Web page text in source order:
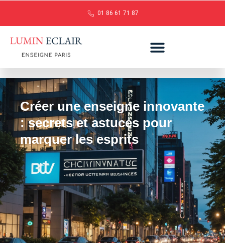
01 86 61 71 87
Créer une enseigne innovante
: secrets et astuces pour
marquer les esprits